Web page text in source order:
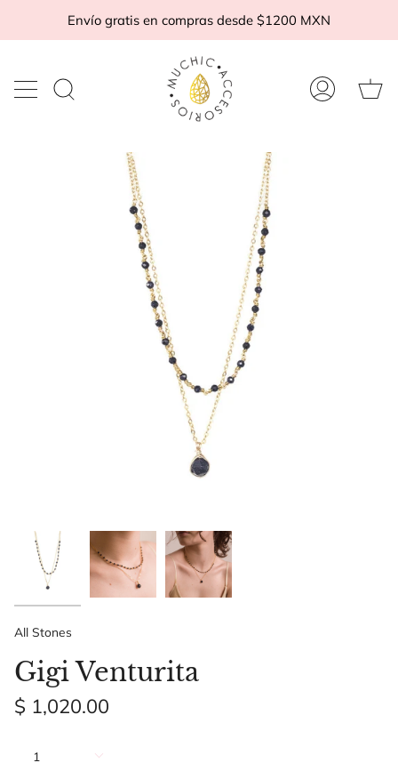
Envío gratis en compras desde $1200 MXN
Buscar
Mi
All Stones
Gigi Venturita
$ 1,020.00
1